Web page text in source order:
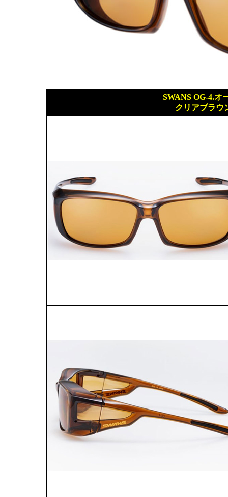
SWANS OG-4.オ
クリアブラウ